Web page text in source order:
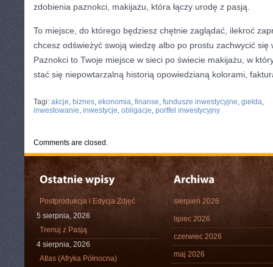
zdobienia paznokci, makijażu, która łączy urodę z pasją.
To miejsce, do którego będziesz chętnie zaglądać, ilekroć
chcesz odświeżyć swoją wiedzę albo po prostu zachwycić
Paznokci to Twoje miejsce w sieci po świecie makijażu, w
stać się niepowtarzalną historią opowiedzianą kolorami,
Tagi: akcje, biznes, ekonomia, finanse, fundusze inwestycyjne, giełda,
inwestowanie, inwestycje, obligacje, portfel inwestycyjny
Comments are closed.
Postprodukcja i Edycja Zdjęć
5 sierpnia, 2026
Trenuj z Pasją
4 sierpnia, 2026
Atlas (Afryka Północna)
sierpień 2026
lipiec 2026
czerwiec 2026
maj 2026